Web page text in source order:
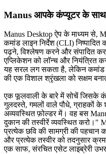
Manus आपके कंप्यूटर के
Manus Desktop ऐप के माध्यम से,
कमांड लाइन निर्देश (CLI)
पढ़ने, विश्लेषण करने और संपादित
एप्लिकेशन को लॉन्च और नियंत्रित
यह सरल लग सकता है, लेकिन कमांड
की एक विशाल श्रृंखला को सक्षम
एक फूलवाली के बारे में सोचें जिसके
गुलदस्ते, गमलों वाले पौधे, ग्राहकों
अव्यवस्थित फ़ोल्डर में। वह बस
दुकान की तस्वीरें व्यवस्थित करो।"
प्रत्येक छवि की सामग्री की पहचान
और प्रत्येक तस्वीर को तदनुसार
एक साफ, संरचित एसेट लाइब्रेरी